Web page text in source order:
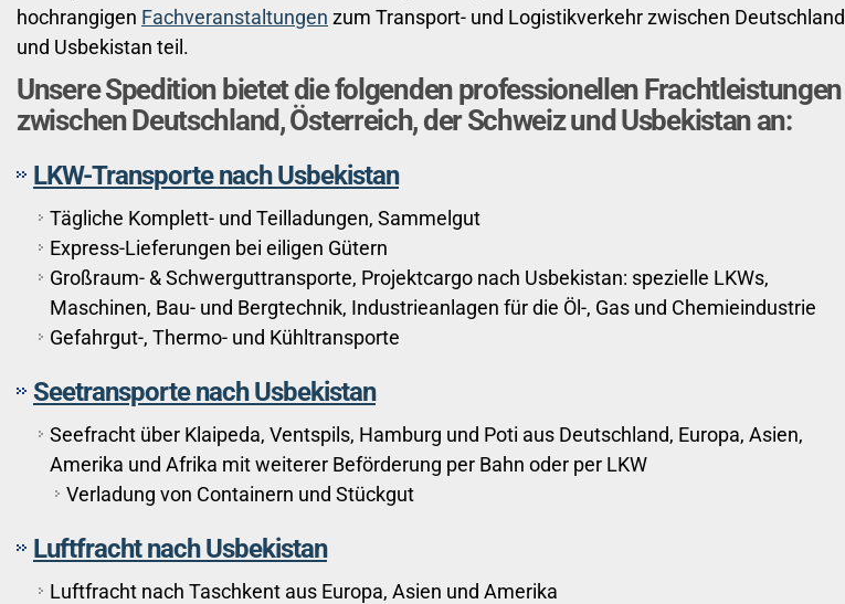
hochrangigen Fachveranstaltungen zum Transport- und Logistikverkehr zwischen Deutschland
und Usbekistan teil.
Unsere Spedition bietet die folgenden professionellen Frachtleistungen
zwischen Deutschland, Österreich, der Schweiz und Usbekistan an:
LKW-Transporte nach Usbekistan
Tägliche Komplett- und Teilladungen, Sammelgut
Express-Lieferungen bei eiligen Gütern
Großraum- & Schwerguttransporte, Projektcargo nach Usbekistan: spezielle LKWs,
Maschinen, Bau- und Bergtechnik, Industrieanlagen für die Öl-, Gas und Chemieindustrie
Gefahrgut-, Thermo- und Kühltransporte
Seetransporte nach Usbekistan
Seefracht über Klaipeda, Ventspils, Hamburg und Poti aus Deutschland, Europa, Asien,
Amerika und Afrika mit weiterer Beförderung per Bahn oder per LKW
Verladung von Containern und Stückgut
Luftfracht nach Usbekistan
Luftfracht nach Taschkent aus Europa, Asien und Amerika